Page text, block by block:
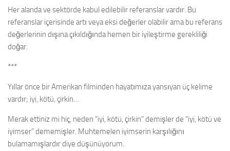
Her alanda ve sektörde kabul edilebilir referanslar vardır. Bu
referanslar içerisinde artı veya eksi değerler olabilir ama bu referans
değerlerinin dışına çıkıldığında hemen bir iyileştirme gerekliliği
doğar.
***
Yıllar önce bir Amerikan filminden hayatımıza yansıyan üç kelime
vardır; iyi, kötü, çirkin…
Merak ettiniz mi hiç, neden “iyi, kötü, çirkin” demişler de “iyi, kötü ve
iyimser” dememişler. Muhtemelen iyimserin karşılığını
bulamamışlardır diye düşünüyorum.